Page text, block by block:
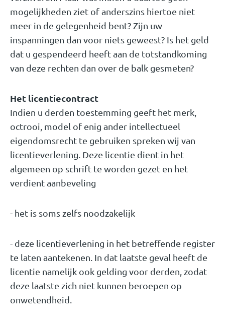
mogelijkheden ziet of anderszins hiertoe niet
meer in de gelegenheid bent? Zijn uw
inspanningen dan voor niets geweest? Is het geld
dat u gespendeerd heeft aan de totstandkoming
van deze rechten dan over de balk gesmeten?
Het licentiecontract
Indien u derden toestemming geeft het merk,
octrooi, model of enig ander intellectueel
eigendomsrecht te gebruiken spreken wij van
licentieverlening. Deze licentie dient in het
algemeen op schrift te worden gezet en het
verdient aanbeveling
- het is soms zelfs noodzakelijk
- deze licentieverlening in het betreﬀende register
te laten aantekenen. In dat laatste geval heeft de
licentie namelijk ook gelding voor derden, zodat
deze laatste zich niet kunnen beroepen op
onwetendheid.